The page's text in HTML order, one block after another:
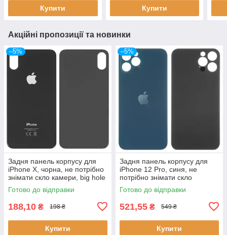
Купити Купити
Акційні пропозиції та новинки
–5%
Задня панель корпусу для
iPhone X, чорна, не потрібно
знімати скло камери, big hole
Готово до відправки
188,10 ₴ 198 ₴
Купити
–5%
Задня панель корпусу для
iPhone 12 Pro, синя, не
потрібно знімати скло
камери, big hole
Готово до відправки
521,55 ₴ 549 ₴
Купити